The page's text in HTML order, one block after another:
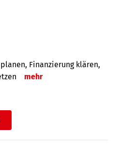
Finanzierung klären,
mehr